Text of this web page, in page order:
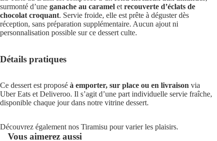
surmonté d’une ganache au caramel et recouverte d’éclats de
chocolat croquant. Servie froide, elle est prête à déguster dès
réception, sans préparation supplémentaire. Aucun ajout ni
personnalisation possible sur ce dessert culte.
Détails pratiques
Ce dessert est proposé à emporter, sur place ou en livraison via
Uber Eats et Deliveroo. Il s’agit d’une part individuelle servie fraîche,
disponible chaque jour dans notre vitrine dessert.
Découvrez également nos Tiramisu pour varier les plaisirs.
Vous aimerez aussi